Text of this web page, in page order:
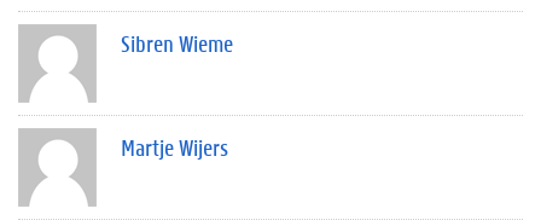
Sibren Wieme
Martje Wijers